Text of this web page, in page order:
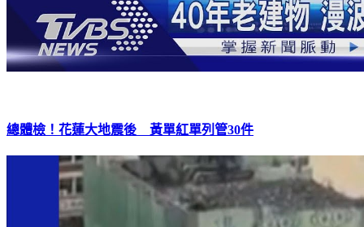
總體檢！花蓮大地震後 黃單紅單列管30件